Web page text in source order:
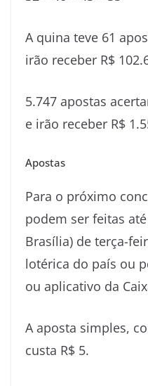
A quina teve 61
irão receber R$
5.747 apostas
e irão receber R$
Apostas
Para o próximo
podem ser feitas
Brasília) de terça-
lotérica do país ou
ou aplicativo da
A aposta simples,
custa R$ 5.